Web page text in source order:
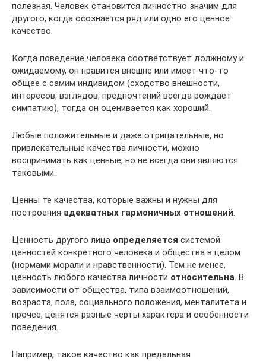
полезная. Человек становится личностно значим для
другого, когда осознается ряд или одно его ценное
качество.
Когда поведение человека соответствует должному и
ожидаемому, он нравится внешне или имеет что-то
общее с самим индивидом (сходство внешности,
интересов, взглядов, предпочтений всегда рождает
симпатию), тогда он оценивается как хороший.
Любые положительные и даже отрицательные, но
привлекательные качества личности, можно
воспринимать как ценные, но не всегда они являются
таковыми.
Ценны те качества, которые важны и нужны для
построения адекватных гармоничных отношений.
Ценность другого лица определяется системой
ценностей конкретного человека и общества в целом
(нормами морали и нравственности). Тем не менее,
ценность любого качества личности относительна. В
зависимости от общества, типа взаимоотношений,
возраста, пола, социального положения, менталитета и
прочее, ценятся разные черты характера и особенности
поведения.
Например, такое качество как предельная